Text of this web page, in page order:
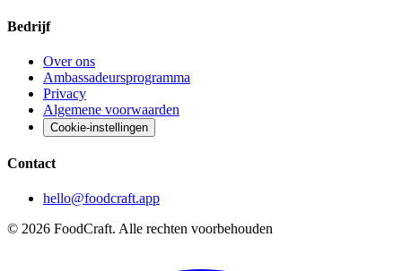
Bedrijf
Over ons
Ambassadeursprogramma
Privacy
Algemene voorwaarden
Cookie-instellingen
Contact
hello@foodcraft.app
© 2026 FoodCraft. Alle rechten voorbehouden